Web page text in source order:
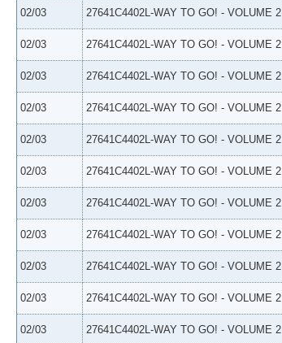
02/03 27641C4402L-WAY TO GO! - VOLUME 2
02/03 27641C4402L-WAY TO GO! - VOLUME 2
02/03 27641C4402L-WAY TO GO! - VOLUME 2
02/03 27641C4402L-WAY TO GO! - VOLUME 2
02/03 27641C4402L-WAY TO GO! - VOLUME 2
02/03 27641C4402L-WAY TO GO! - VOLUME 2
02/03 27641C4402L-WAY TO GO! - VOLUME 2
02/03 27641C4402L-WAY TO GO! - VOLUME 2
02/03 27641C4402L-WAY TO GO! - VOLUME 2
02/03 27641C4402L-WAY TO GO! - VOLUME 2
02/03 27641C4402L-WAY TO GO! - VOLUME 2